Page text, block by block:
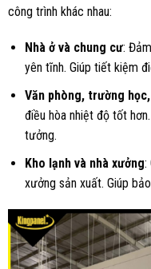
công trình khác nhau:
Nhà ở và chung cư:
yên tĩnh. Giúp tiết kiệm
Văn phòng, trường
điều hòa nhiệt độ tốt
tưởng.
Kho lạnh và nhà xưởng:
xưởng sản xuất. Giúp